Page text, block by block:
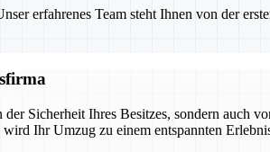
erfahrenes Team steht Ihnen von der
Sicherheit Ihres Besitzes, sondern auch
Ihr Umzug zu einem entspannten